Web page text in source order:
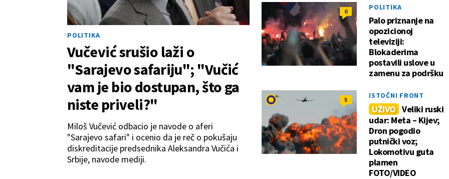
POLITIKA
Vučević srušio laži o
"Sarajevo safariju"; "Vučić
vam je bio dostupan, što ga
niste priveli?"
Miloš Vučević odbacio je navode o aferi
"Sarajevo safari" i ocenio da je reč o pokušaju
diskreditacije predsednika Aleksandra Vučića i
Srbije, navode mediji.
0 POLITIKA
Palo priznanje na
opozicionoj
televiziji:
Blokaderima
postavili uslove u
zamenu za podršku
5 ISTOČNI FRONT
UŽIVO Veliki ruski
udar: Meta – Kijev;
Dron pogodio
putnički voz;
Lokomotivu guta
plamen
FOTO/VIDEO